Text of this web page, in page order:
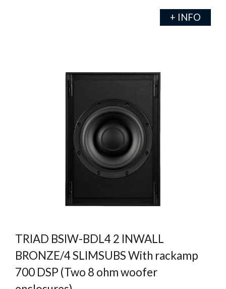
+ INFO
TRIAD BSIW-BDL4 2 INWALL
BRONZE/4 SLIMSUBS With rackamp
700 DSP (Two 8 ohm woofer